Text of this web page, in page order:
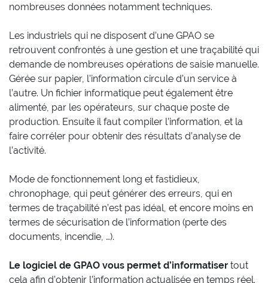
nombreuses données notamment techniques.
Les industriels qui ne disposent d’une GPAO se
retrouvent confrontés à une gestion et une traçabilité qui
demande de nombreuses opérations de saisie manuelle.
Gérée sur papier, l’information circule d’un service à
l’autre. Un fichier informatique peut également être
alimenté, par les opérateurs, sur chaque poste de
production. Ensuite il faut compiler l’information, et la
faire corréler pour obtenir des résultats d’analyse de
l’activité.
Mode de fonctionnement long et fastidieux,
chronophage, qui peut générer des erreurs, qui en
termes de traçabilité n’est pas idéal, et encore moins en
termes de sécurisation de l’information (perte des
documents, incendie, …).
Le logiciel de GPAO vous permet d’informatiser tout
cela afin d’obtenir l’information actualisée en temps réel.